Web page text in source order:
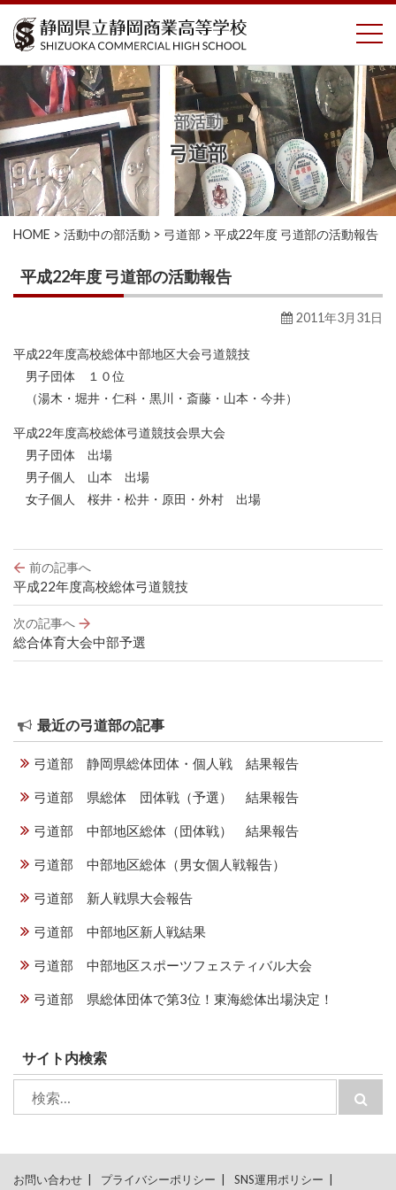
コ
ツ
へ
ス
キ
ッ
プ
部活動
弓道部
HOME > 活動中の部活動 > 弓道部 > 平成22年度 弓道部の活動報告
平成22年度 弓道部の活動報告
2011年3月31日
平成22年度高校総体中部地区大会弓道競技
男子団体 １０位
（湯木・堀井・仁科・黒川・斎藤・山本・今井）
平成22年度高校総体弓道競技会県大会
男子団体 出場
男子個人 山本 出場
女子個人 桜井・松井・原田・外村 出場
投
稿
ナ
ビ
ゲ
ー
ン
前の記事へ
平成22年度高校総体弓道競技
次の記事へ
総合体育大会中部予選
最近の弓道部の記事
弓道部 静岡県総体団体・個人戦 結果報告
弓道部 県総体 団体戦（予選） 結果報告
弓道部 中部地区総体（団体戦） 結果報告
弓道部 中部地区総体（男女個人戦報告）
弓道部 新人戦県大会報告
弓道部 中部地区新人戦結果
弓道部 中部地区スポーツフェスティバル大会
弓道部 県総体団体で第3位！東海総体出場決定！
サイト内検索
索:
索
お問い合わせ プライバシーポリシー SNS運用ポリシー